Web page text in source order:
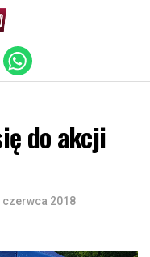
do akcji
czerwca 2018